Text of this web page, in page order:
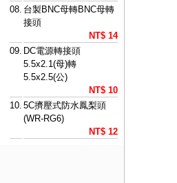
08. 台製BNC母轉BNC母轉
接頭
NT$ 14
09. DC電源轉接頭
5.5x2.1(母)轉
5.5x2.5(公)
NT$ 10
10. 5C擠壓式防水鳳梨頭
(WR-RG6)
NT$ 12